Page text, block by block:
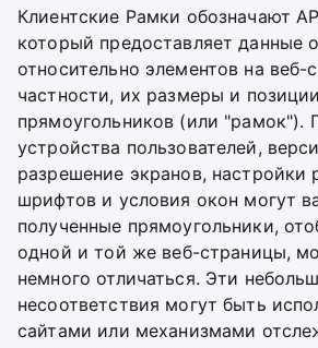
Клиентские Рамки обозначают
который предоставляет данные
относительно элементов на веб-
частности, их размеры и
прямоугольников (или "рамок").
устройства пользователей,
разрешение экранов, настройки
шрифтов и условия окон могут
полученные прямоугольники,
одной и той же веб-страницы,
немного отличаться. Эти
несоответствия могут быть
сайтами или механизмами